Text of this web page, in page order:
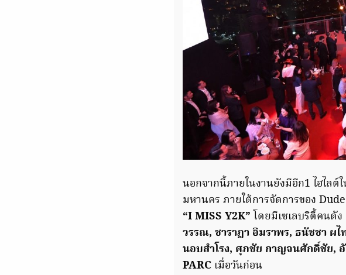
นอกจากนี้ภายในงานยังมีอีก1 ไฮไลต์
มหานคร ภายใต้การจัดการของ
“I MISS Y2K” โดยมีเซเลบริตี้คนดัง
วรรณ, ชาราฎา อิมราพร, ธนัชชา
นอบสำโรง, ศุภชัย กาญจนศักดิ์ชัย,
PARC เมื่อวันก่อน